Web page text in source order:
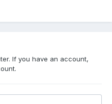
If you have an account,